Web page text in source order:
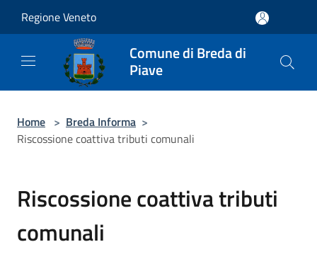
Regione Veneto
Comune di Breda di
Piave
Home > Breda Informa >
Riscossione coattiva tributi comunali
Riscossione coattiva tributi
comunali